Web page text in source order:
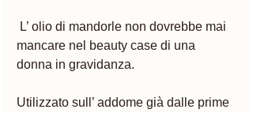
mancare nel beauty case di una
donna in gravidanza.
Utilizzato sull’ addome già dalle prime